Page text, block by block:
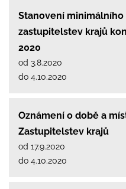
Stanovení
zastupitelstev krajů
2020
od 3.8.2020
do 4.10.2020
Oznámení o době a
Zastupitelstev krajů
od 17.9.2020
do 4.10.2020